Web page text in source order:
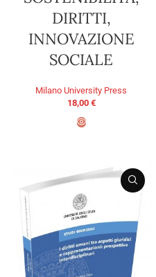
DIRITTI,
INNOVAZIONE
SOCIALE
Milano University Press
18,00 €